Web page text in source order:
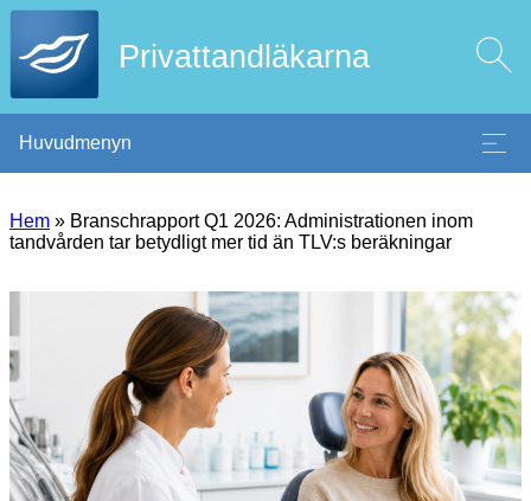
Privattandläkarna
Huvudmenyn
Hem » Branschrapport Q1 2026: Administrationen inom
tandvården tar betydligt mer tid än TLV:s beräkningar